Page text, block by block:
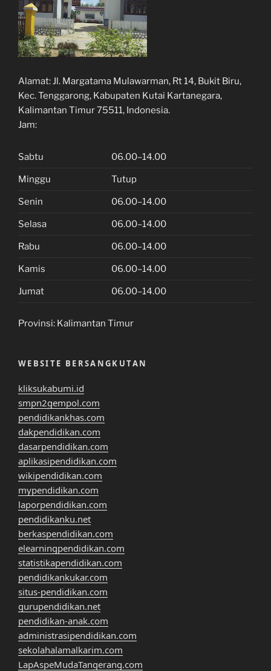
Alamat:Jl. Margatama Mulawarman, Rt 14, Bukit Biru,
Kec. Tenggarong, Kabupaten Kutai Kartanegara,
Kalimantan Timur 75511, Indonesia.
Jam:
Sabtu 06.00–14.00
Minggu Tutup
Senin 06.00–14.00
Selasa 06.00–14.00
Rabu 06.00–14.00
Kamis 06.00–14.00
Jumat 06.00–14.00
Provinsi: Kalimantan Timur
WEBSITE BERSANGKUTAN
kliksukabumi.id
smpn2gempol.com
pendidikankhas.com
dakpendidikan.com
dasarpendidikan.com
aplikasipendidikan.com
wikipendidikan.com
mypendidikan.com
laporpendidikan.com
pendidikanku.net
berkaspendidikan.com
elearningpendidikan.com
statistikapendidikan.com
pendidikankukar.com
situs-pendidikan.com
gurupendidikan.net
pendidikan-anak.com
administrasipendidikan.com
sekolahalamalkarim.com
LapAspeMudaTangerang.com